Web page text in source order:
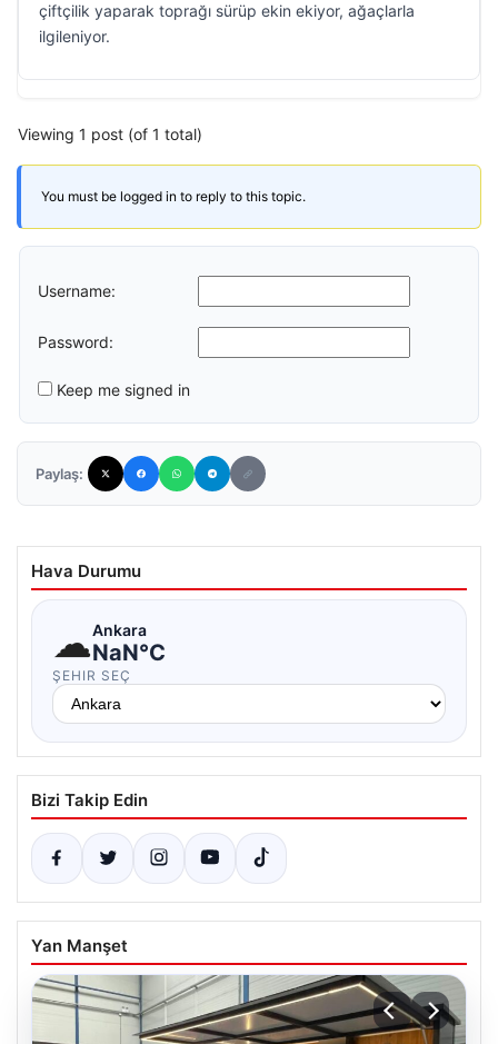
çiftçilik yaparak toprağı sürüp ekin ekiyor, ağaçlarla
ilgileniyor.
Viewing 1 post (of 1 total)
You must be logged in to reply to this topic.
Username:
Password:
Keep me signed in
Paylaş:
Hava Durumu
☁Ankara
NaN°C
ŞEHIR SEÇ
Bizi Takip Edin
Yan Manşet